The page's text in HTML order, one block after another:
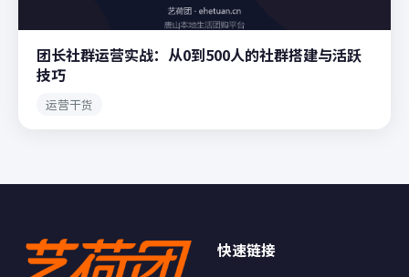
团长社群运营实战：从0到500人的社群搭建与活跃
技巧
运营干货
快速链接